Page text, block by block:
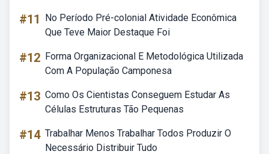
#11
No Período Pré-colonial Atividade Econômica
Que Teve Maior Destaque Foi
#12 Forma Organizacional E Metodológica Utilizada
Com A População Camponesa
#13 Como Os Cientistas Conseguem Estudar As
Células Estruturas Tão Pequenas
#14 Trabalhar Menos Trabalhar Todos Produzir O
Necessário Distribuir Tudo